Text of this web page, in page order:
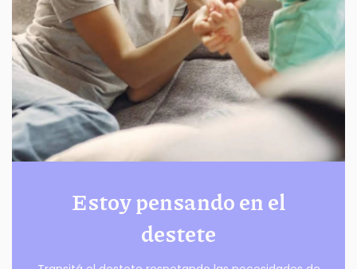
Estoy pensando en el
destete